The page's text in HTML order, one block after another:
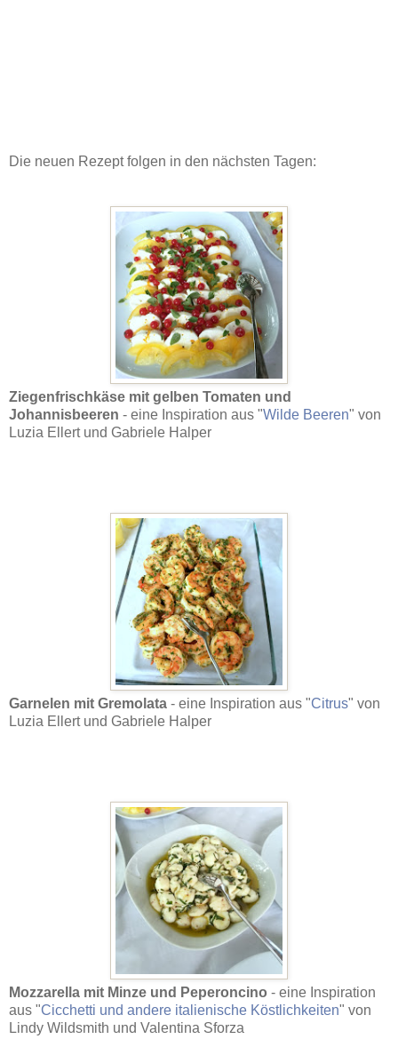
Die neuen Rezept folgen in den nächsten Tagen:
Ziegenfrischkäse mit gelben Tomaten und
Johannisbeeren - eine Inspiration aus "Wilde Beeren" von
Luzia Ellert und Gabriele Halper
Garnelen mit Gremolata - eine Inspiration aus "Citrus" von
Luzia Ellert und Gabriele Halper
Mozzarella mit Minze und Peperoncino - eine Inspiration
aus "Cicchetti und andere italienische Köstlichkeiten" von
Lindy Wildsmith und Valentina Sforza